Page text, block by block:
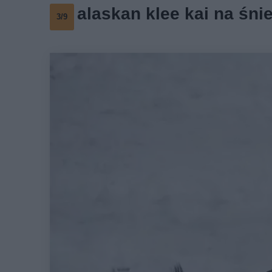
3/9 alaskan klee kai na